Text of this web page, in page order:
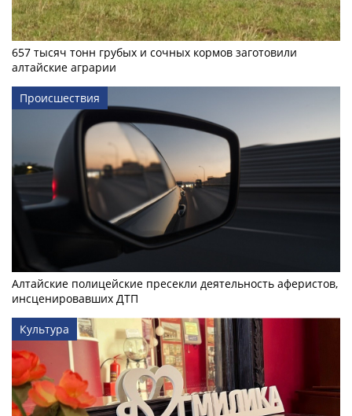
657 тысяч тонн грубых и сочных кормов заготовили
алтайские аграрии
Происшествия
Алтайские полицейские пресекли деятельность аферистов,
инсценировавших ДТП
Культура